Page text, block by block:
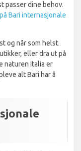
passer dine behov.
Bari internasjonale
og når som helst.
eller dra ut på
naturen Italia er
alt Bari har å